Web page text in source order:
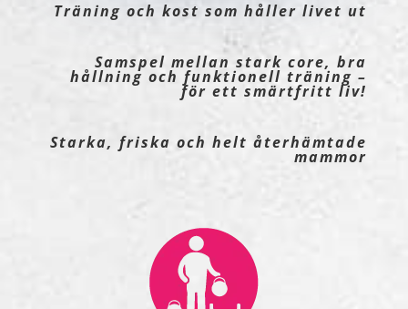
Träning och kost som håller livet ut
Samspel mellan stark core, bra
hållning och funktionell träning –
för ett smärtfritt liv!
Starka, friska och helt återhämtade
mammor